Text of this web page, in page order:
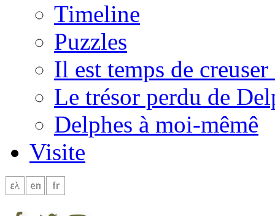
Timeline
Puzzles
Il est temps de
Le trésor perdu de
Delphes à moi-mêmê
Visite